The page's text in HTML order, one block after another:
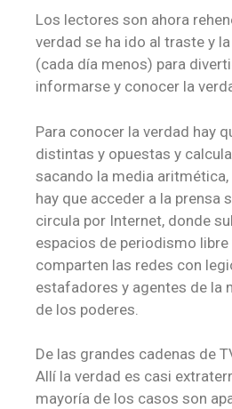
Los lectores son ahora
verdad se ha ido al traste y
(cada día menos) para
informarse y conocer la
Para conocer la verdad hay
distintas y opuestas y
sacando la media
hay que acceder a la prensa
circula por Internet, donde
espacios de periodismo libre
comparten las redes con
estafadores y agentes de la
de los poderes.
De las grandes cadenas de
Allí la verdad es casi
mayoría de los casos son